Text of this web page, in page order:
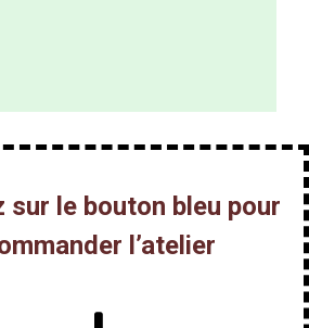
sur le bouton bleu pour
l’atelier